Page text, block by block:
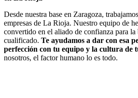
Desde nuestra base en Zaragoza,
empresas de La Rioja. Nuestro equipo de
convertido en el aliado de confianza para la
cualificado. Te ayudamos a dar con esa
perfección con tu equipo y la cultura de
nosotros, el factor humano lo es todo.